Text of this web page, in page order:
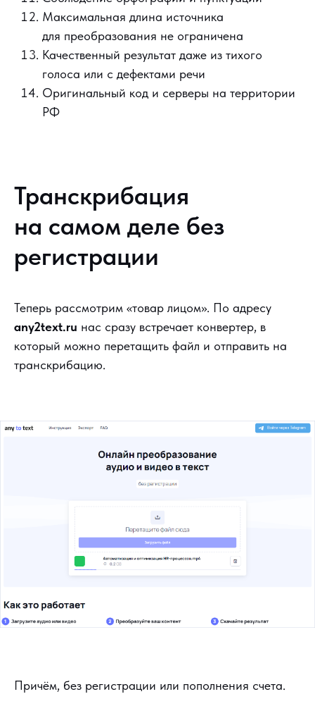
Максимальная длина источника
для преобразования не ограничена
Качественный результат даже из тихого
голоса или с дефектами речи
Оригинальный код и серверы на территории
РФ
Транскрибация
на самом деле без
регистрации
Теперь рассмотрим «товар лицом». По адресу
any2text.ru нас сразу встречает конвертер, в
который можно перетащить файл и отправить на
транскрибацию.
Причём, без регистрации или пополнения счета.